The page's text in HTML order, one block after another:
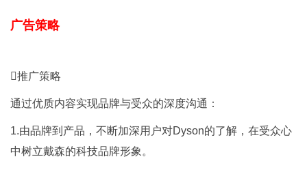
广告策略
推广策略
通过优质内容实现品牌与受众的深度沟通：
1.由品牌到产品，不断加深用户对Dyson的了解，在受众心
中树立戴森的科技品牌形象。